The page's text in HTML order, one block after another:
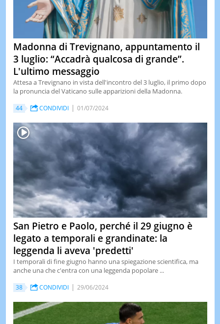
Madonna di Trevignano, appuntamento il
3 luglio: “Accadrà qualcosa di grande”.
L'ultimo messaggio
Attesa a Trevignano in vista dell'incontro del 3 luglio, il primo dopo
la pronuncia del Vaticano sulle apparizioni della Madonna.
44 CONDIVIDI 01/07/2024
San Pietro e Paolo, perché il 29 giugno è
legato a temporali e grandinate: la
leggenda li aveva 'predetti'
I temporali di fine giugno hanno una spiegazione scientifica, ma
anche una che c'entra con una leggenda popolare ...
38 CONDIVIDI 29/06/2024